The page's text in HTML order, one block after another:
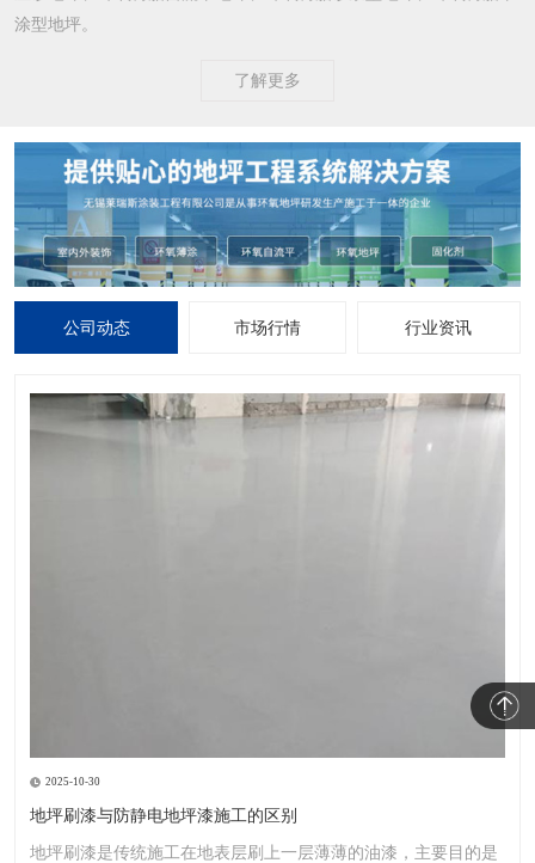
涂型地坪。
了解更多
公司动态 市场行情 行业资讯
2025-10-30
地坪刷漆与防静电地坪漆施工的区别
地坪刷漆是传统施工在地表层刷上一层薄薄的油漆，主要目的是